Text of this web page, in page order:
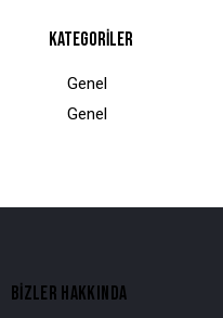
KATEGORILER
Genel
Genel
BIZLER HAKKINDA